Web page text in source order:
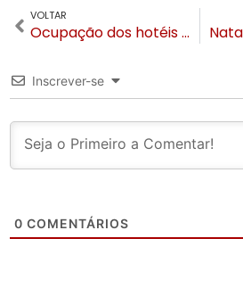
VOLTAR
Ocupação dos hotéis em Gramado deve ficar entre 70 e 80% no Natal e Ano Novo
Inscrever-se
0 COMENTÁRIOS